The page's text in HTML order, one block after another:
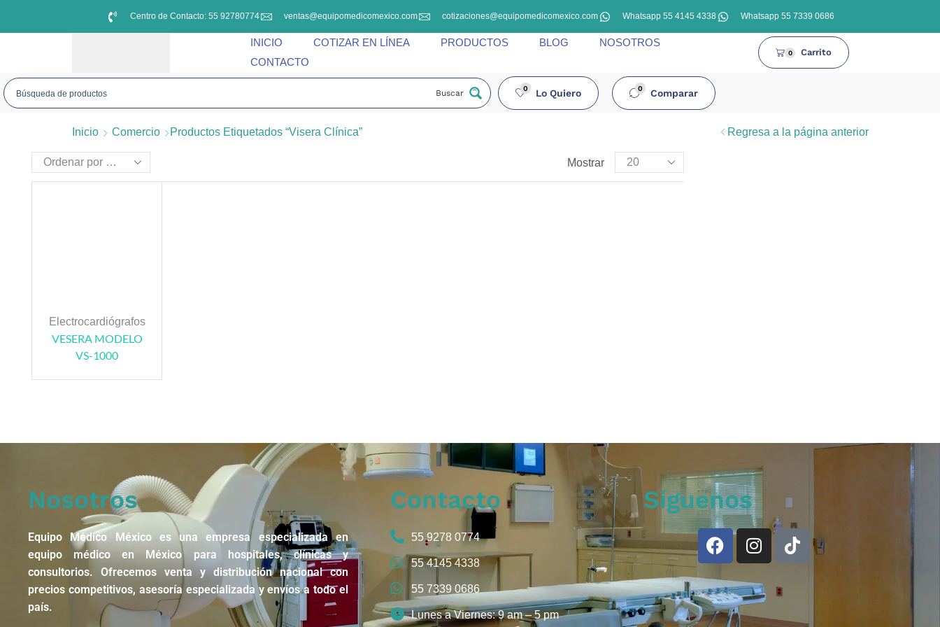
Centro de Contacto: 55 92780774 ventas@equipomedicomexico.com cotizaciones@equipomedicomexico.com Whatsapp 55 4145 4338 Whatsapp 55 7339 0686
INICIO COTIZAR EN LÍNEA PRODUCTOS BLOG
NOSOTROS
CONTACTO
0 Carrito
Buscar 0 Lo Quiero 0 Comparar
Inicio Comercio Productos Etiquetados “visera Clínica” Regresa a la página anterior
Mostrar
Electrocardiógrafos
VESERA MODELO
VS-1000
Nosotros
Equipo Médico México es una empresa especializada en
equipo médico en México para hospitales, clínicas y
consultorios. Ofrecemos venta y distribución nacional con
precios competitivos, asesoría especializada y envíos a todo el
país.
Contacto
55 9278 0774
55 4145 4338
55 7339 0686
Lunes a Viernes: 9 am – 5 pm
Síguenos